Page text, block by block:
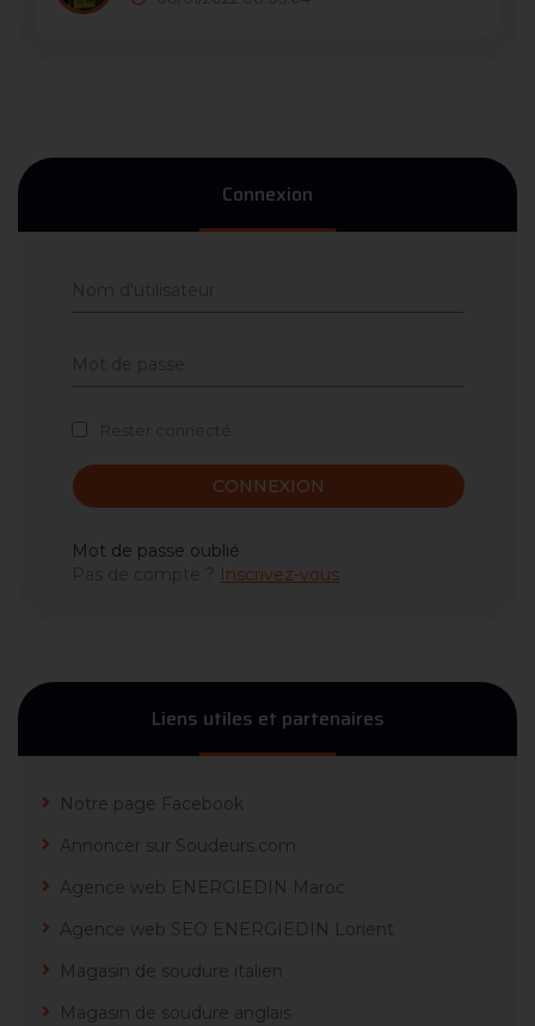
Connexion
CONNEXION
Mot de passe oublié
Inscrivez-vous
Liens utiles et partenaires
Notre page Facebook
Annoncer sur Soudeurs.com
Agence web ENERGIEDIN Maroc
Agence web SEO ENERGIEDIN Lorient
Magasin de soudure italien
Magasin de soudure anglais